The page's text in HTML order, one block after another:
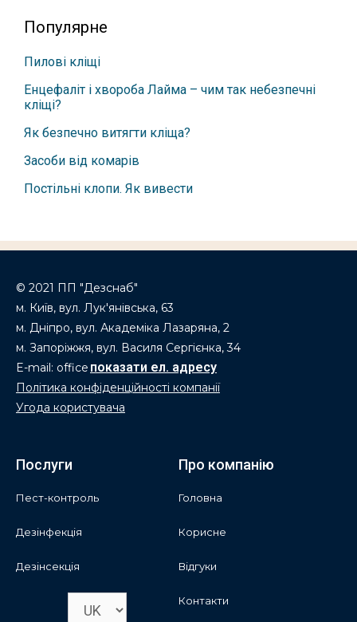
Популярне
Пилові кліщі
Енцефаліт і хвороба Лайма – чим так небезпечні
кліщі?
Як безпечно витягти кліща?
Засоби від комарів
Постільні клопи. Як вивести
© 2021 ПП "Дезснаб"
м. Київ, вул. Лук'янівська, 63
м. Дніпро, вул. Академіка Лазаряна, 2
м. Запоріжжя, вул. Василя Сергієнка, 34
E-mail: office
Політика конфіденційності компанії
Угода користувача
Послуги
Пест-контроль
Дезінфекція
Дезінсекція
Про компанію
Головна
Корисне
Відгуки
Контакти